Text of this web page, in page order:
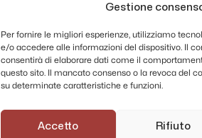
Gestione
Per fornire le migliori esperienze, utilizziamo
e/o accedere alle informazioni del dispositivo. Il
consentirà di elaborare dati come il
questo sito. Il mancato consenso o la revoca del
su determinate caratteristiche e funzioni.
Accetto Rifiuto